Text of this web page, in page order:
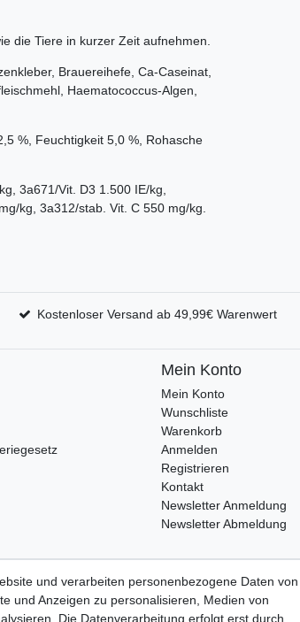
die Tiere in kurzer Zeit aufnehmen.
Brauerei­hefe, Ca-Caseinat,
Haematococcus-Algen,
%, Feuchtigkeit 5,0 %, Rohasche
3a671/Vit. D3 1.500 IE/kg,
kg, 3a312/stab. Vit. C 550 mg/kg.
Kostenloser Versand ab 49,99€ Warenwert
Mein Konto
Mein Konto
Wunschliste
Warenkorb
Anmelden
Registrieren
Kontakt
Newsletter Anmeldung
Newsletter Abmeldung
Impressum Daten­schutz­erklärung
und verarbeiten personenbezogene Daten von
und Anzeigen zu personalisieren, Medien von
Die Datenverarbeitung erfolgt erst durch